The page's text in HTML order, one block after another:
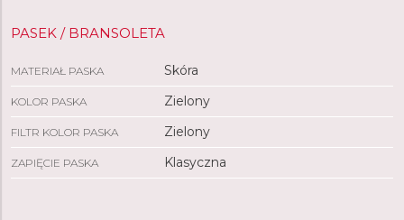
PASEK / BRANSOLETA
MATERIAŁ PASKA Skóra
KOLOR PASKA Zielony
FILTR KOLOR PASKA Zielony
ZAPIĘCIE PASKA Klasyczna